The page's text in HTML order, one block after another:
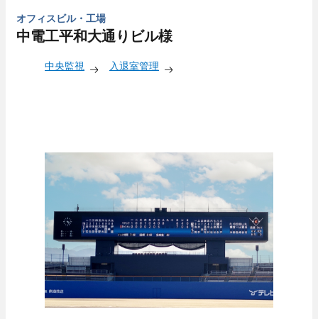
オフィスビル・工場
中電工平和大通りビル様
中央監視 入退室管理